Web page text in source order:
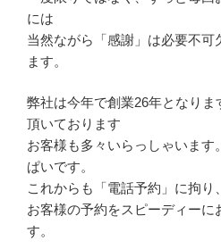
には
当然ながら「感謝」は必要不可
ます。
弊社は今年で創業26年となり
頂いております
お客様も多々いらっしゃいます
ぱいです。
これからも「電話予約」に拘り、
お客様の予約をスピーディーに
す。